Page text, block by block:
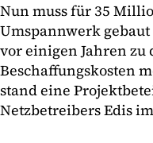
Nun muss für 35
Umspannwerk
vor einigen Jahren
Beschaffungskosten
stand eine
Netzbetreibers Edis